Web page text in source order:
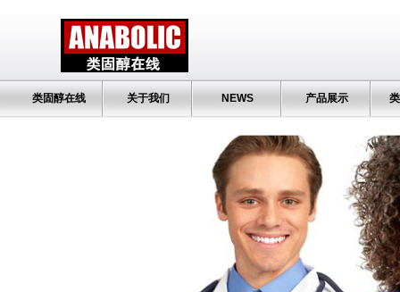
类固醇在线 关于我们 NEWS 产品展示